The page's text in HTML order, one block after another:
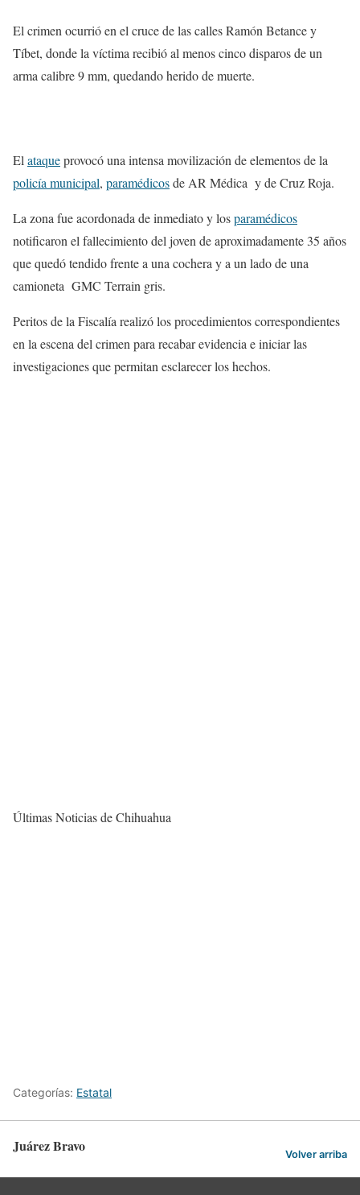
El crimen ocurrió en el cruce de las calles Ramón Betance y
Tíbet, donde la víctima recibió al menos cinco disparos de un
arma calibre 9 mm, quedando herido de muerte.
Elataqueprovocó una intensa movilización de elementos de la
policía municipal, paramédicosde AR Médica y de Cruz Roja.
La zona fue acordonada de inmediato y losparamédicos
notificaron el fallecimiento del joven de aproximadamente 35 años
que quedó tendido frente a una cochera y a un lado de una
camioneta GMC Terrain gris.
Peritos de la Fiscalía realizó los procedimientos correspondientes
en la escena del crimen para recabar evidencia e iniciar las
investigaciones que permitan esclarecer los hechos.
Últimas Noticias de Chihuahua
Categorías: Estatal
Juárez Bravo Volver arriba